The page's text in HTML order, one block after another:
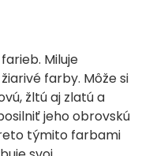
Miluje
farby. Môže si
žltú aj zlatú a
jeho obrovskú
týmito farbami